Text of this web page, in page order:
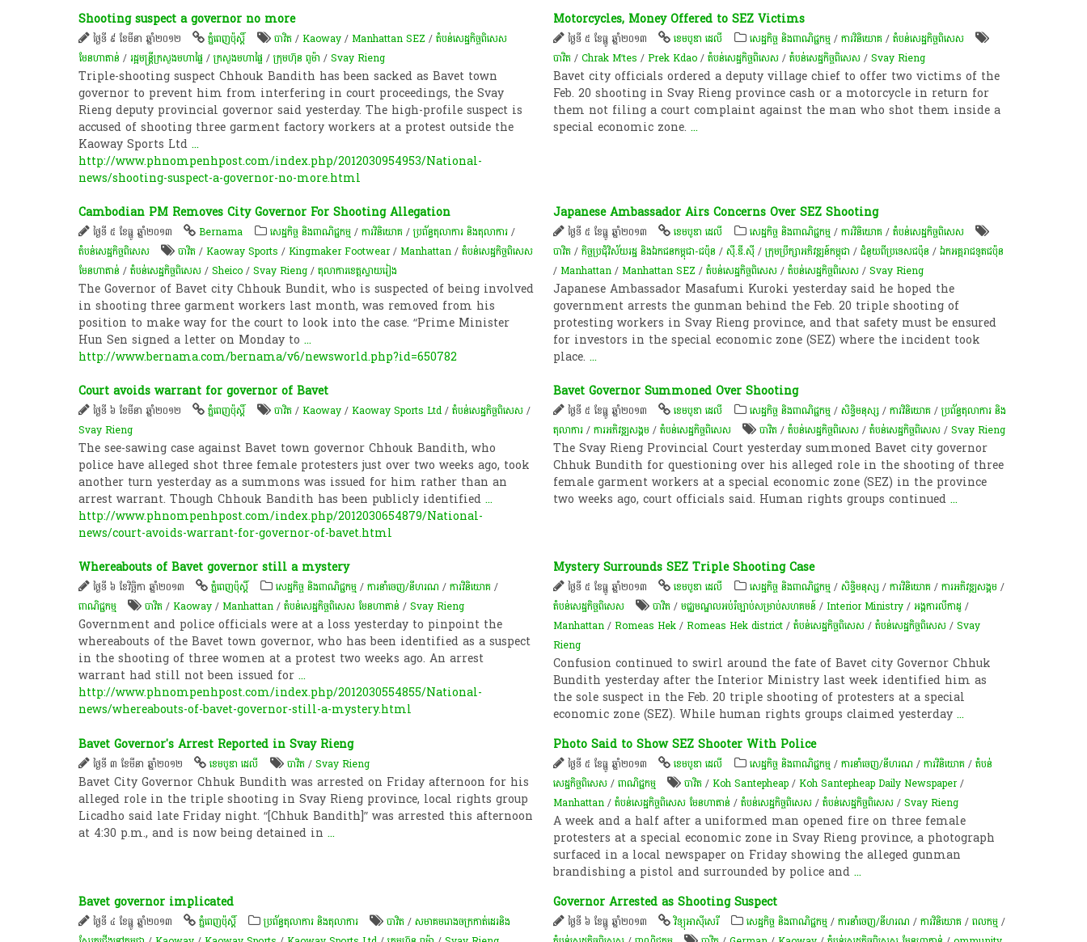
Shooting suspect a governor no more
ថ្ងៃទី ៩ ខែមីនា ឆ្នាំ២០១២ ភ្នំពេញប៉ុស្តិ៍ បាវិត/Kaoway/Manhattan SEZ /តំបន់​សេដ្ឋកិច្ច​ពិសេស
មែនហាតាន់ /រដ្អមន្រ្តី​ក្រសួងមហាផ្ទៃ /ក្រសួងមហាផ្ទៃ /ក្រុមហ៊ុន ពូម៉ា /Svay Rieng
Triple-shooting suspect Chhouk Bandith has been sacked as Bavet town
governor to prevent him from interfering in court proceedings, the Svay
Rieng deputy provincial governor said yesterday. The high-profile suspect is
accused of shooting three garment factory workers at a protest outside the
Kaoway Sports Ltd ...
http://www.phnompenhpost.com/index.php/2012030954953/National-
news/shooting-suspect-a-governor-no-more.html
Motorcycles, Money Offered to SEZ Victims
ថ្ងៃទី ៥ ខែធ្នូ ឆ្នាំ២០១៣ ខេមបូឌា ដេលី សេដ្ឋកិច្ច និងពាណិជ្ជកម្ម/ការវិនិយោគ/តំបន់សេដ្ឋកិច្ចពិសេស
បាវិត/Chrak M’tes /Prek Kdao/តំបន់សេដ្ឋកិច្ចពិសេស/តំបន់សេដ្ឋកិច្ចពិសេស/Svay Rieng
Bavet city officials ordered a deputy village chief to offer two victims of the
Feb. 20 shooting in Svay Rieng province cash or a motorcycle in return for
them not filing a court complaint against the man who shot them inside a
special economic zone....
Cambodian PM Removes City Governor For Shooting Allegation
ថ្ងៃទី ៥ ខែធ្នូ ឆ្នាំ២០១៣ Bernama សេដ្ឋកិច្ច និងពាណិជ្ជកម្ម/ការវិនិយោគ/ប្រព័ន្ធតុលាការ និងតុលាការ/
តំបន់សេដ្ឋកិច្ចពិសេស
បាវិត/Kaoway Sports /Kingmaker Footwear/Manhattan/តំបន់​សេដ្ឋកិច្ច​ពិសេស
មែនហាតាន់ /តំបន់សេដ្ឋកិច្ចពិសេស/Sheico/Svay Rieng/តុលាការខេត្តស្វាយរៀង
The Governor of Bavet city Chhouk Bundit, who is suspected of being involved
in shooting three garment workers last month, was removed from his
position to make way for the court to look into the case. “Prime Minister
Hun Sen signed a letter on Monday to ...
http://www.bernama.com/bernama/v6/newsworld.php?id=650782
Japanese Ambassador Airs Concerns Over SEZ Shooting
ថ្ងៃទី ៥ ខែធ្នូ ឆ្នាំ២០១៣ ខេមបូឌា ដេលី សេដ្ឋកិច្ច និងពាណិជ្ជកម្ម/ការវិនិយោគ/តំបន់សេដ្ឋកិច្ចពិសេស
បាវិត/កិច្ចប្រជុំ​វិស័យ​រដ្ឋ និងឯកជន​កម្ពុជា​-​ជប៉ុន​ /ស៊ី.ឌី.ស៊ី/ក្រុមប្រឹក្សាអភិវឌ្ឍន៍កម្ពុជា /ជំនួយពីប្រទេសជប៉ុន /ឯកអគ្គរាជទូត​ជប៉ុន​
/Manhattan/Manhattan SEZ /តំបន់សេដ្ឋកិច្ចពិសេស/តំបន់សេដ្ឋកិច្ចពិសេស/Svay Rieng
Japanese Ambassador Masafumi Kuroki yesterday said he hoped the
government arrests the gunman behind the Feb. 20 triple shooting of
protesting workers in Svay Rieng province, and that safety must be ensured
for investors in the special economic zone (SEZ) where the incident took
place....
Court avoids warrant for governor of Bavet
ថ្ងៃទី ៦ ខែមីនា ឆ្នាំ២០១២ ភ្នំពេញប៉ុស្តិ៍ បាវិត/Kaoway/Kaoway Sports Ltd/តំបន់សេដ្ឋកិច្ចពិសេស/
Svay Rieng
The see-sawing case against Bavet town governor Chhouk Bandith, who
police have alleged shot three female protesters just over two weeks ago, took
another turn yesterday as a summons was issued for him rather than an
arrest warrant. Though Chhouk Bandith has been publicly identified ...
http://www.phnompenhpost.com/index.php/2012030654879/National-
news/court-avoids-warrant-for-governor-of-bavet.html
Bavet Governor Summoned Over Shooting
ថ្ងៃទី ៥ ខែធ្នូ ឆ្នាំ២០១៣ ខេមបូឌា ដេលី សេដ្ឋកិច្ច និងពាណិជ្ជកម្ម/សិទ្ធិមនុស្ស/ការវិនិយោគ/ប្រព័ន្ធតុលាការ និង
តុលាការ/ការ​អភិវឌ្ឍ​សង្គម/តំបន់សេដ្ឋកិច្ចពិសេស បាវិត/តំបន់សេដ្ឋកិច្ចពិសេស/តំបន់សេដ្ឋកិច្ចពិសេស/Svay Rieng
The Svay Rieng Provincial Court yesterday summoned Bavet city governor
Chhuk Bundith for questioning over his alleged role in the shooting of three
female garment workers at a special economic zone (SEZ) in the province
two weeks ago, court officials said. Human rights groups continued...
Whereabouts of Bavet governor still a mystery
ថ្ងៃទី ៦ ខែវិច្ឆិកា ឆ្នាំ២០១៣ ភ្នំពេញប៉ុស្តិ៍ សេដ្ឋកិច្ច និងពាណិជ្ជកម្ម/ការនាំចេញ/នីហរណ /ការវិនិយោគ/
ពាណិជ្ជកម្ម
បាវិត/Kaoway/Manhattan/តំបន់​សេដ្ឋកិច្ច​ពិសេស មែនហាតាន់ /Svay Rieng
Government and police officials were at a loss yesterday to pinpoint the
whereabouts of the Bavet town governor, who has been identified as a suspect
in the shooting of three women at a protest two weeks ago. An arrest
warrant had still not been issued for ...
http://www.phnompenhpost.com/index.php/2012030554855/National-
news/whereabouts-of-bavet-governor-still-a-mystery.html
Mystery Surrounds SEZ Triple Shooting Case
ថ្ងៃទី ៥ ខែធ្នូ ឆ្នាំ២០១៣ ខេមបូឌា ដេលី សេដ្ឋកិច្ច និងពាណិជ្ជកម្ម/សិទ្ធិមនុស្ស/ការវិនិយោគ/ការ​អភិវឌ្ឍ​សង្គម/
តំបន់សេដ្ឋកិច្ចពិសេស
បាវិត/មជ្ឈមណ្ឌល​អប់រំ​ច្បាប់​សម្រាប់​សហគមន៍​/Interior Ministry/អង្គការលីកាដូ/
Manhattan/Romeas Hek/Romeas Hek district/តំបន់សេដ្ឋកិច្ចពិសេស/តំបន់សេដ្ឋកិច្ចពិសេស/Svay
Rieng
Confusion continued to swirl around the fate of Bavet city Governor Chhuk
Bundith yesterday after the Interior Ministry last week identified him as
the sole suspect in the Feb. 20 triple shooting of protesters at a special
economic zone (SEZ). While human rights groups claimed yesterday...
Bavet Governor's Arrest Reported in Svay Rieng
ថ្ងៃទី ៣ ខែមីនា ឆ្នាំ២០១២ ខេមបូឌា ដេលី បាវិត/Svay Rieng
Bavet City Governor Chhuk Bundith was arrested on Friday afternoon for his
alleged role in the triple shooting in Svay Rieng province, local rights group
Licadho said late Friday night. “[Chhuk Bandith]” was arrested this afternoon
at 4:30 p.m., and is now being detained in ...
Photo Said to Show SEZ Shooter With Police
ថ្ងៃទី ៥ ខែធ្នូ ឆ្នាំ២០១៣ ខេមបូឌា ដេលី សេដ្ឋកិច្ច និងពាណិជ្ជកម្ម/ការនាំចេញ/នីហរណ /ការវិនិយោគ/តំបន់
សេដ្ឋកិច្ចពិសេស/ពាណិជ្ជកម្ម បាវិត/Koh Santepheap/Koh Santepheap Daily Newspaper/
Manhattan/តំបន់​សេដ្ឋកិច្ច​ពិសេស មែនហាតាន់ /តំបន់សេដ្ឋកិច្ចពិសេស/តំបន់សេដ្ឋកិច្ចពិសេស/Svay Rieng
A week and a half after a uniformed man opened fire on three female
protesters at a special economic zone in Svay Rieng province, a photograph
surfaced in a local newspaper on Friday showing the alleged gunman
brandishing a pistol and surrounded by police and...
Bavet governor implicated
ថ្ងៃទី ៤ ខែធ្នូ ឆ្នាំ២០១៣ ភ្នំពេញប៉ុស្តិ៍ ប្រព័ន្ធតុលាការ និងតុលាការ បាវិត/សមាគមរោងចក្រកាត់ដេរនិង
Governor Arrested as Shooting Suspect
ថ្ងៃទី ៦ ខែធ្នូ ឆ្នាំ២០១៣ វិទ្យុអាស៊ីសេរី សេដ្ឋកិច្ច និងពាណិជ្ជកម្ម/ការនាំចេញ/នីហរណ /ការវិនិយោគ/ពល​កម្ម/